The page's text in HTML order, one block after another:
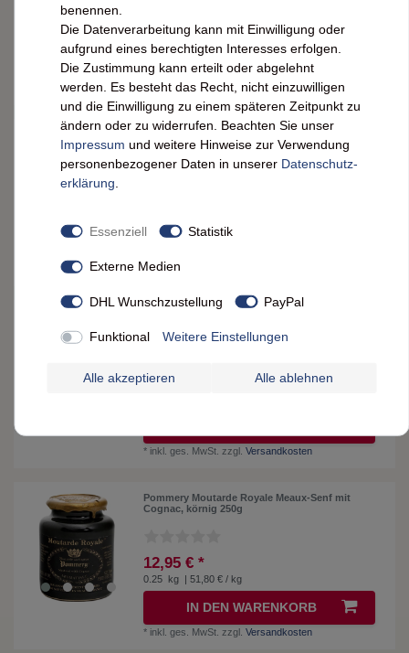
0.32 kg | 18,41 € / kg
IN DEN WARENKORB
*inkl. ges. MwSt.zzgl.Versandkosten
französischer Gourmet-Senf
*inkl. ges. MwSt.
12,59 € *
* inkl. ges. MwSt. zzgl.Versandkosten
Pommery Moutarde Royale Meaux-Senf mit
Cognac, körnig 250g
12,95 € *
0.25 kg | 51,80 € / kg
IN DEN WARENKORB
* inkl. ges. MwSt. zzgl.Versandkosten
benennen.
Die Datenverarbeitung kann mit Einwilligung oder
aufgrund eines berechtigten Interesses erfolgen.
Die Zustimmung kann erteilt oder abgelehnt
werden. Es besteht das Recht, nicht einzuwilligen
und die Einwilligung zu einem späteren Zeitpunkt zu
ändern oder zu widerrufen. Beachten Sie unser
Impressum und weitere Hinweise zur Verwendung
personenbezogener Daten in unserer Daten­schutz­
erklärung
Essenziell Statistik
Externe Medien
DHL Wunschzustellung PayPal
Funktional Weitere Einstellungen
Alle akzeptieren Alle ablehnen